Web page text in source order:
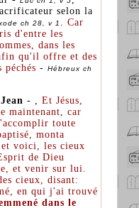
selon la
ch 28, v 1
Car
d'entre les
dans les
qu'il offre et des
péchés - Hébreux ch
- , Et Jésus,
maintenant, car
toute
monta
voici, les cieux
de Dieu
et venir sur lui.
cieux, disant:
en qui j'ai trouvé
dans le